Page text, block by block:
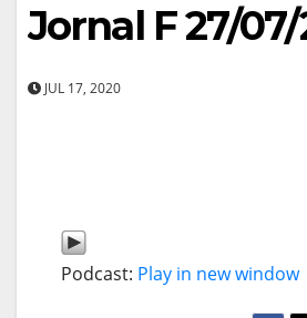
Jornal F 27/
JUL 17, 2020
Podcast: Play in new window